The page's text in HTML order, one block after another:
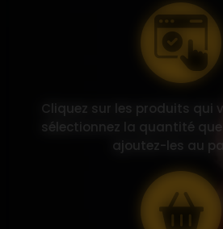
Cliquez sur les produits qui
sélectionnez la quantité
ajoutez-les au